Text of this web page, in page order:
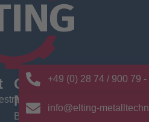
Quick
Menü
Branchen
News/
Aktuelles
+49 (0) 28 74 / 900 79 -
info@elting-